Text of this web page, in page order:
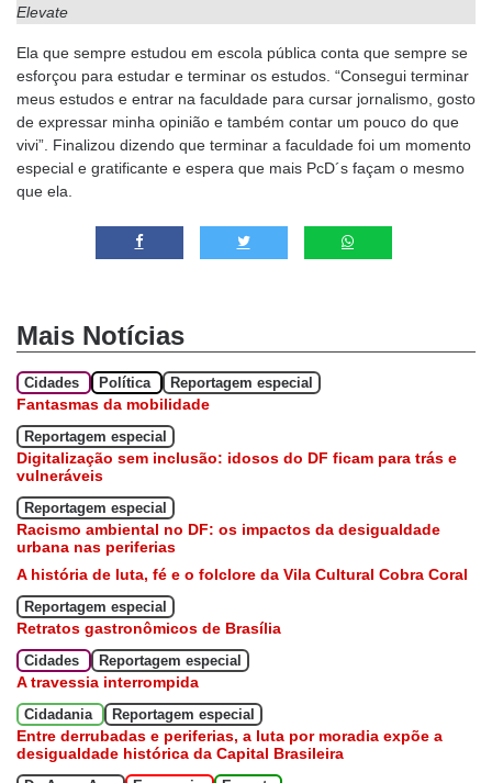
Elevate
Ela que sempre estudou em escola pública conta que sempre se
esforçou para estudar e terminar os estudos. “Consegui terminar
meus estudos e entrar na faculdade para cursar jornalismo, gosto
de expressar minha opinião e também contar um pouco do que
vivi”. Finalizou dizendo que terminar a faculdade foi um momento
especial e gratificante e espera que mais PcD´s façam o mesmo
que ela.
Mais Notícias
Cidades Política Reportagem especial
Fantasmas da mobilidade
Reportagem especial
Digitalização sem inclusão: idosos do DF ficam para trás e
vulneráveis
Reportagem especial
Racismo ambiental no DF: os impactos da desigualdade
urbana nas periferias
A história de luta, fé e o folclore da Vila Cultural Cobra Coral
Reportagem especial
Retratos gastronômicos de Brasília
Cidades Reportagem especial
A travessia interrompida
Cidadania Reportagem especial
Entre derrubadas e periferias, a luta por moradia expõe a
desigualdade histórica da Capital Brasileira